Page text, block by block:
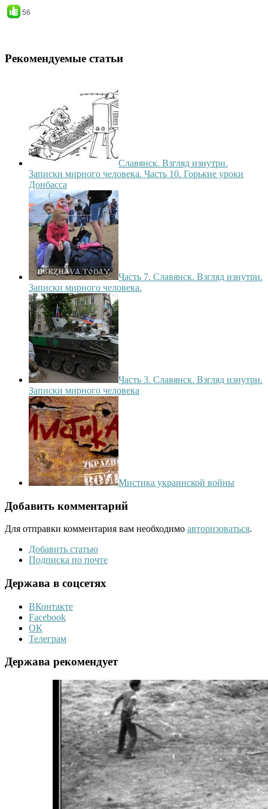
56
Рекомендуемые статьи
Славянск. Взгляд изнутри.
Записки мирного человека. Часть 10. Горькие уроки
Донбасса
Часть 7. Славянск. Взгляд изнутри.
Записки мирного человека.
Часть 3. Славянск. Взгляд изнутри.
Записки мирного человека
Мистика украинской войны
Добавить комментарий
Для отправки комментария вам необходимо авторизоваться.
Добавить статью
Подписка по почте
Держава в соцсетях
ВКонтакте
Facebook
ОК
Телеграм
Держава рекомендует